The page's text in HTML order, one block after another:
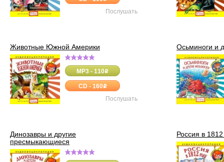
Послушать
Животные Южной Америки
MP3 - 110o
CD - 160o
Послушать
Осьминоги и
Динозавры и другие
пресмыкающиеся
Россия в 1812